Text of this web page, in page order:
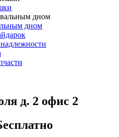
дном
д. 2 офис 2